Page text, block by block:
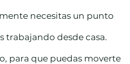
necesitas un punto
trabajando desde casa.
para que puedas moverte